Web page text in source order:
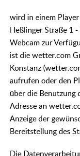
wird in einem
Heßlinger Straße 1
Webcam zur
ist die wetter.com
Konstanz
aufrufen oder den
über die Benutzung
Adresse an
Anzeige der
Bereitstellung des
Die